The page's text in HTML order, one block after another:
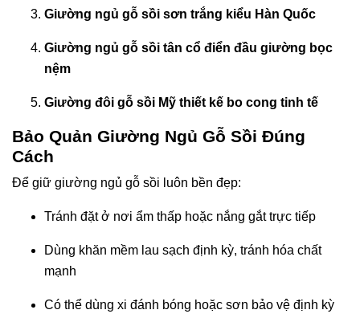
Giường ngủ gỗ sồi sơn trắng kiểu Hàn Quốc
Giường ngủ gỗ sồi tân cổ điển đầu giường bọc
nệm
Giường đôi gỗ sồi Mỹ thiết kế bo cong tinh tế
Bảo Quản Giường Ngủ Gỗ Sồi Đúng
Cách
Để giữ giường ngủ gỗ sồi luôn bền đẹp:
Tránh đặt ở nơi ẩm thấp hoặc nắng gắt trực tiếp
Dùng khăn mềm lau sạch định kỳ, tránh hóa chất
mạnh
Có thể dùng xi đánh bóng hoặc sơn bảo vệ định kỳ